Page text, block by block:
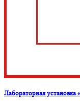
Лабораторная установка